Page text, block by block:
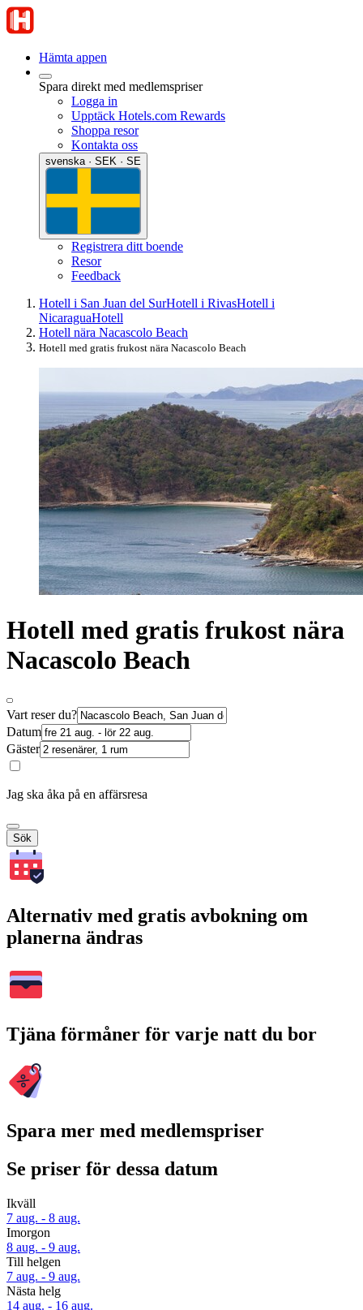
Hämta appen
Spara direkt med medlemspriser
Logga in
Upptäck Hotels.com Rewards
Shoppa resor
Kontakta oss
svenska · SEK · SE
Registrera ditt boende
Resor
Feedback
Hotell i San Juan del SurHotell i RivasHotell i
NicaraguaHotell
Hotell nära Nacascolo Beach
Hotell med gratis frukost nära Nacascolo Beach
Hotell med gratis frukost nära
Nacascolo Beach
Vart reser du?
Datum
Gäster
Jag ska åka på en affärsresa
Sök
Alternativ med gratis avbokning om
planerna ändras
Tjäna förmåner för varje natt du bor
Spara mer med medlemspriser
Se priser för dessa datum
Ikväll
7 aug. - 8 aug.
Imorgon
8 aug. - 9 aug.
Till helgen
7 aug. - 9 aug.
Nästa helg
14 aug. - 16 aug.